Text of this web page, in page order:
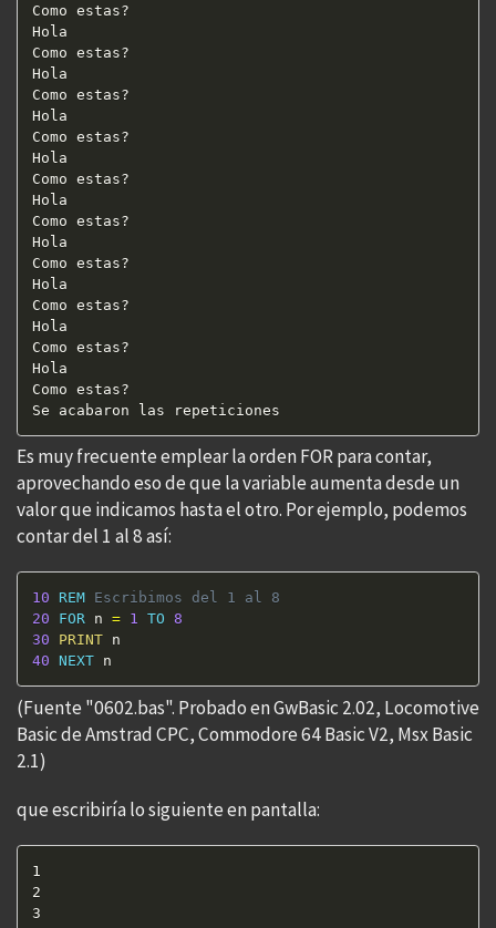
Como estas?
Hola
Como estas?
Hola
Como estas?
Hola
Como estas?
Hola
Como estas?
Hola
Como estas?
Hola
Como estas?
Hola
Como estas?
Hola
Como estas?
Hola
Como estas?
Se acabaron las repeticiones
Es muy frecuente emplear la orden FOR para contar,
aprovechando eso de que la variable aumenta desde un
valor que indicamos hasta el otro. Por ejemplo, podemos
contar del 1 al 8 así:
10 REM Escribimos del 1 al 8
20
FOR n = 1 TO 8
30
PRINT
40 NEXT n
(Fuente "0602.bas". Probado en GwBasic 2.02, Locomotive
Basic de Amstrad CPC, Commodore 64 Basic V2, Msx Basic
2.1)
que escribiría lo siguiente en pantalla:
1
2
3